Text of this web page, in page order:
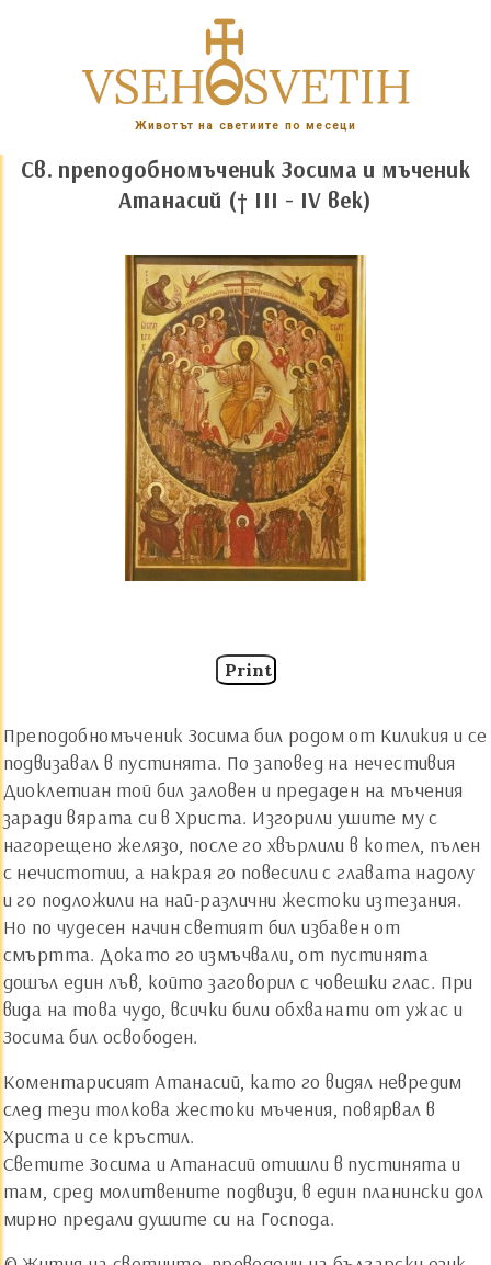
Животът на светиите по месеци
Св. преподобномъченик Зосима и мъченик
Атанасий († III - IV век)
Print
Преподобномъченик Зосима бил родом от Киликия и се
подвизавал в пустинята. По заповед на нечестивия
Диоклетиан той бил заловен и предаден на мъчения
заради вярата си в Христа. Изгорили ушите му с
нагорещено желязо, после го хвърлили в котел, пълен
с нечистотии, а накрая го повесили с главата надолу
и го подложили на най-различни жестоки изтезания.
Но по чудесен начин светият бил избавен от
смъртта. Докато го измъчвали, от пустинята
дошъл един лъв, който заговорил с човешки глас. При
вида на това чудо, всички били обхванати от ужас и
Зосима бил освободен.
Коментарисият Атанасий, като го видял невредим
след тези толкова жестоки мъчения, повярвал в
Христа и се кръстил.
Светите Зосима и Атанасий отишли в пустинята и
там, сред молитвените подвизи, в един планински дол
мирно предали душите си на Господа.